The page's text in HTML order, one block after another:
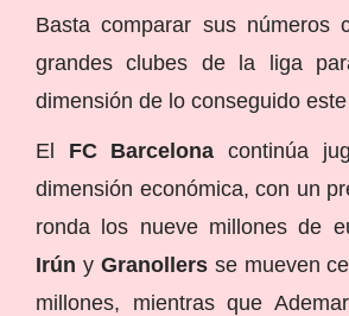
Basta comparar sus números
grandes clubes de la liga
dimensión de lo conseguido
El FC Barcelona continúa
dimensión económica, con un
ronda los nueve millones de
Irún y Granollersse mueven
millones, mientras que